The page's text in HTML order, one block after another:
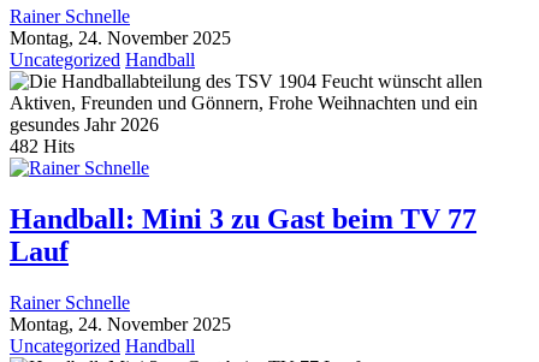
Rainer Schnelle
Montag, 24. November 2025
Uncategorized Handball
482 Hits
Handball: Mini 3 zu Gast beim TV 77
Lauf
Rainer Schnelle
Montag, 24. November 2025
Uncategorized Handball